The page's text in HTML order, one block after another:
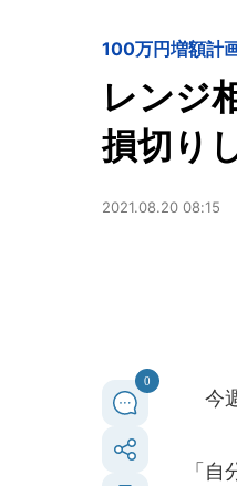
100万円増額計
レンジ
損切り
2021.08.20 08:15
0
今週
「自